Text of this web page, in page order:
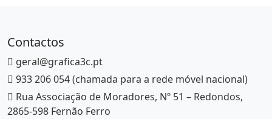
Contactos
geral@grafica3c.pt
933 206 054 (chamada para a rede móvel nacional)
Rua Associação de Moradores, Nº 51 – Redondos,
2865-598 Fernão Ferro